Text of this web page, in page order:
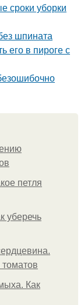
сроки уборки
шпината
его в пироге с
петля
уберечь
Как